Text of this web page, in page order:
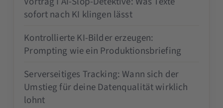
sofort nach KI klingen lässt
Kontrollierte KI-Bilder erzeugen:
Prompting wie ein Produktionsbriefing
Serverseitiges Tracking: Wann sich der
Umstieg für deine Datenqualität wirklich
lohnt